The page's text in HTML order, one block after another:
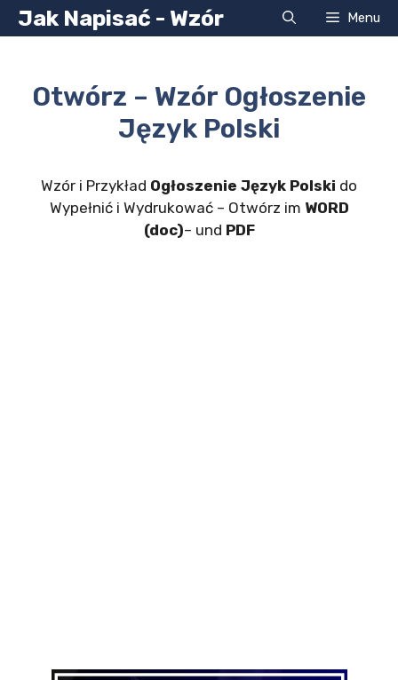
Przejdź
do
Jak Napisać - Wzór Menu
Otwórz – Wzór Ogłoszenie
Język Polski
Wzór i Przykład Ogłoszenie Język Polski do
Wypełnić i Wydrukować – Otwórz im WORD
(doc)– und PDF